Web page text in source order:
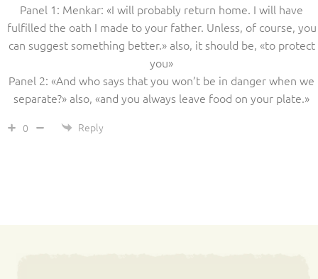
Panel 1: Menkar: «I will probably return home. I will have
fulfilled the oath I made to your father. Unless, of course, you
can suggest something better.» also, it should be, «to protect
you»
Panel 2: «And who says that you won’t be in danger when we
separate?» also, «and you always leave food on your plate.»
0 Reply